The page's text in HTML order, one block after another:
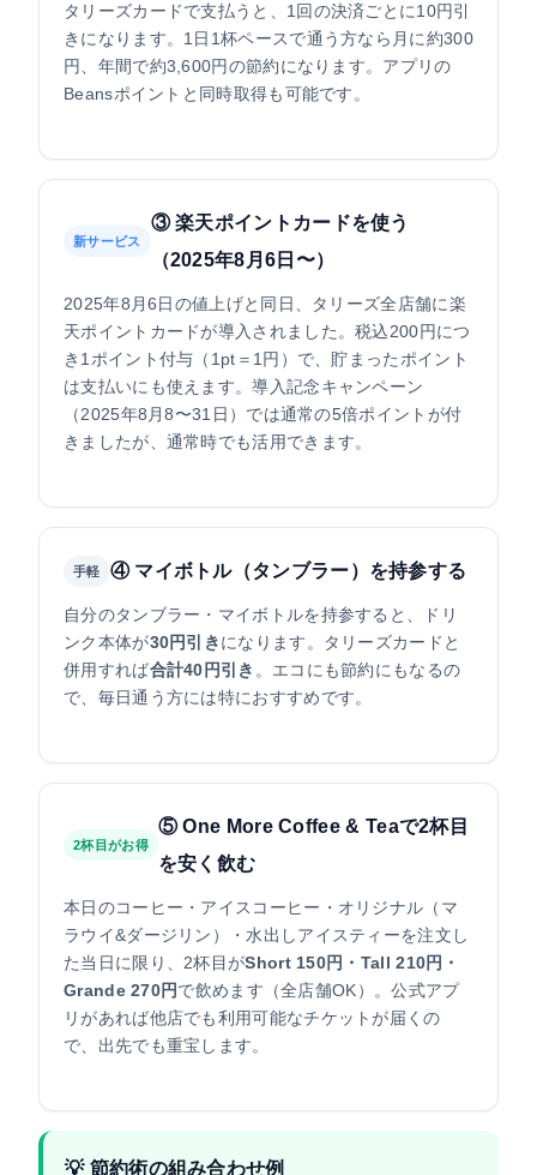
タリーズカードで支払うと、1回の決済ごとに10円引
きになります。1日1杯ペースで通う方なら月に約300
円、年間で約3,600円の節約になります。アプリの
Beansポイントと同時取得も可能です。
新サービス
③ 楽天ポイントカードを使う
（2025年8月6日〜）
2025年8月6日の値上げと同日、タリーズ全店舗に楽
天ポイントカードが導入されました。税込200円につ
き1ポイント付与（1pt＝1円）で、貯まったポイント
は支払いにも使えます。導入記念キャンペーン
（2025年8月8〜31日）では通常の5倍ポイントが付
きましたが、通常時でも活用できます。
手軽 ④ マイボトル（タンブラー）を持参する
自分のタンブラー・マイボトルを持参すると、ドリ
ンク本体が30円引きになります。タリーズカードと
併用すれば合計40円引き 。エコにも節約にもなるの
で、毎日通う方には特におすすめです。
2杯目がお得
⑤ One More Coffee & Teaで2杯目
を安く飲む
本日のコーヒー・アイスコーヒー・オリジナル（マ
ラウイ&ダージリン）・水出しアイスティーを注文し
た当日に限り、2杯目がShort 150円・Tall 210円・
Grande 270円で飲めます（全店舗OK）。公式アプ
リがあれば他店でも利用可能なチケットが届くの
で、出先でも重宝します。
💡 節約術の組み合わせ例